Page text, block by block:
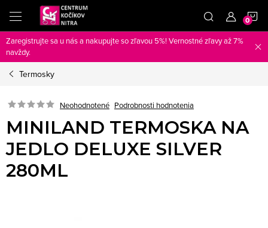
obsah
Zaregistrujte sa u nás a nakupujte so zľavou 5%! Vernostné zľavy až 7%
navždy.
Termosky
Neohodnotené Podrobnosti hodnotenia
MINILAND TERMOSKA NA
JEDLO DELUXE SILVER
280ML